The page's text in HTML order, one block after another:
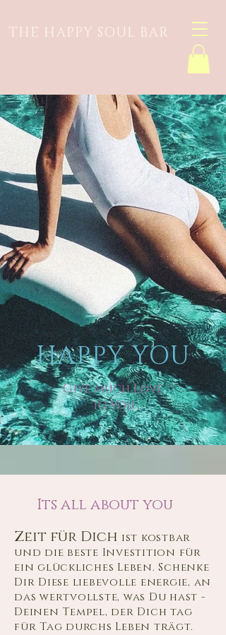
THE HAPPY SOUL BAR
HAPPY YOU
Give much Love
to you
Its all about you
Zeit für Dich ist kostbar
und die beste Investition für
ein glückliches Leben.Schenke
Dir Diese liebevolle energie, an
das wertvollste, was Du hast -
Deinen Tempel, der Dich tag
für Tag durchs Leben trägt.